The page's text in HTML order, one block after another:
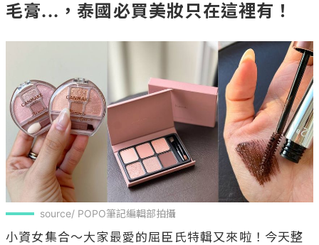
毛膏...，泰國必買美妝只在這裡有！
source/ POPO筆記編輯部拍攝
小資女集合～大家最愛的屈臣氏特輯又來啦！今天整